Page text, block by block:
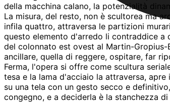
della macchina calano, la potenzialità
La misura, del resto, non è scultorea ma
infila quattro, attraversa le partizioni
questo elemento d'arredo li contraddice a
del colonnato est ovest al Martin-
ancillare, quella di reggere, ospitare, far
Ferma, l'opera si offre come scultura
tesa e la lama d'acciaio la attraversa,
su una tela con un gesto secco e
congegno, e a deciderla è la stanchezza di